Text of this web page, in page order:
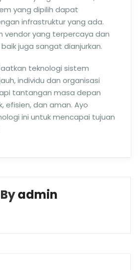
yang dipilih dapat
infrastruktur yang ada.
vendor yang terpercaya dan
juga sangat dianjurkan.
teknologi sistem
individu dan organisasi
tantangan masa depan
efisien, dan aman. Ayo
ini untuk mencapai tujuan
Byadmin